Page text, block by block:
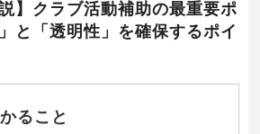
】クラブ活動補助の最重要ポ
と「透明性」を確保するポイ
ること